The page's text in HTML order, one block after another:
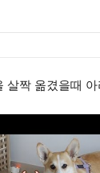
살짝 옮겼을때